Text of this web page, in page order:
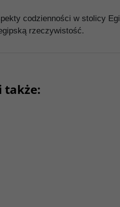
codzienności w stolicy
rzeczywistość.
także: